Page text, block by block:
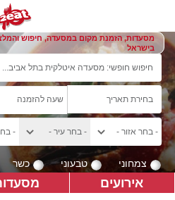
מסעדות, הזמנת מקום במסעדה, חיפוש
בישראל
צמחוני טבעוני כשר
אירועים